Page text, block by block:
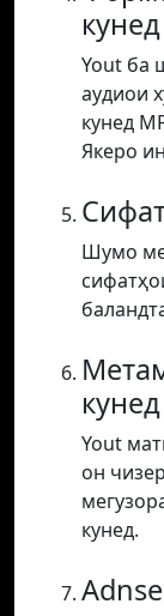
кунед
Yout ба
аудиои
кунед
Якеро
Шумо
кунед
Yout
он
кунед.